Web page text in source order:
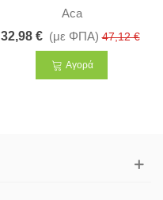
Aca
32,98 € (με ΦΠΑ) 47,12 €
Αγορά